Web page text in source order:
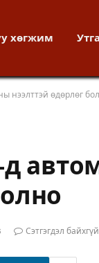
хөгжим
өдөрлөг
Сэтгэгдэл байхгүй